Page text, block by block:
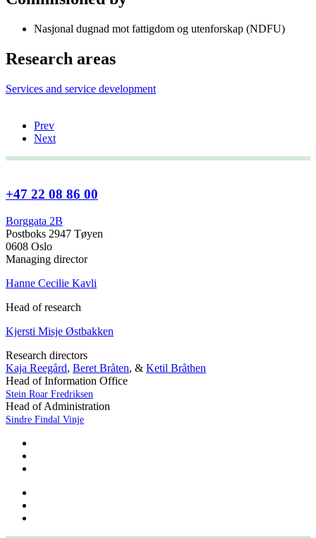
Nasjonal dugnad mot fattigdom og utenforskap (NDFU)
Research areas
Services and service development
Prev
Next
+47 22 08 86 00
Borggata 2B
Postboks 2947 Tøyen
0608 Oslo
Managing director
Hanne Cecilie Kavli
Head of research
Kjersti Misje Østbakken
Research directors
Kaja Reegård, Beret Bråten, & Ketil Bråthen
Head of Information Office
Stein Roar Fredriksen
Head of Administration
Sindre Findal Vinje